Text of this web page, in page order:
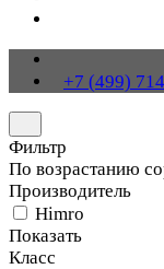
+7 (499)
Фильтр
По возрастанию
Производитель
Himro
Показать
Класс